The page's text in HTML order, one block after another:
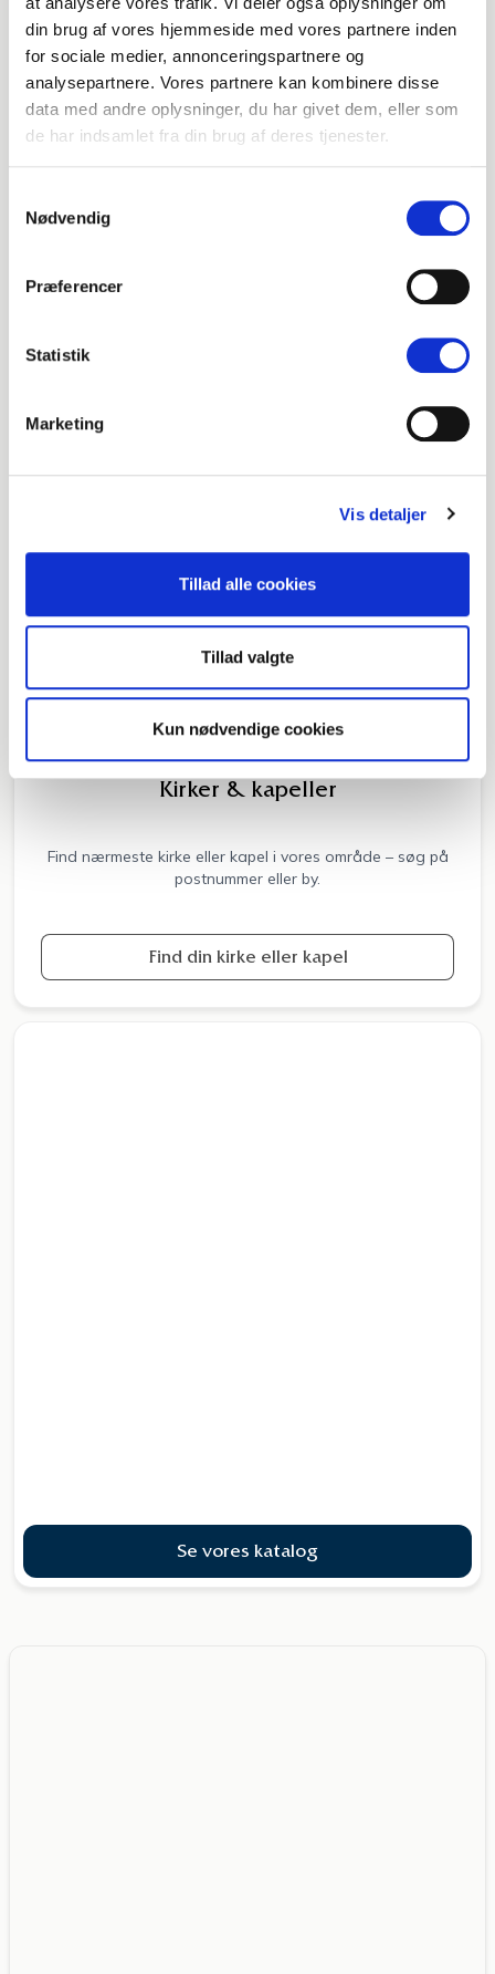
din brug af vores hjemmeside med vores partnere inden
for sociale medier, annonceringspartnere og
analysepartnere. Vores partnere kan kombinere disse
data med andre oplysninger, du har givet dem, eller som
de har indsamlet fra din brug af deres tjenester.
Nødvendig
Præferencer
Statistik
Marketing
Vis detaljer
Tillad alle cookies
Tillad valgte
Kun nødvendige cookies
Dødsannoncer
Pjecer mm.
Kirker & kapeller
Find nærmeste kirke eller kapel i vores område – søg på
postnummer eller by.
Find din kirke eller kapel
Se vores katalog